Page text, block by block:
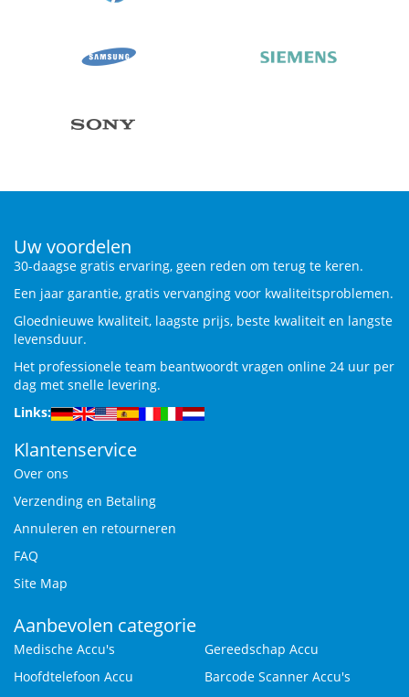
Uw voordelen
30-daagse gratis ervaring, geen reden om terug te keren.
Een jaar garantie, gratis vervanging voor kwaliteitsproblemen.
Gloednieuwe kwaliteit, laagste prijs, beste kwaliteit en langste
levensduur.
Het professionele team beantwoordt vragen online 24 uur per
dag met snelle levering.
Links:
Klantenservice
Over ons
Verzending en Betaling
Annuleren en retourneren
FAQ
Site Map
Aanbevolen categorie
Medische Accu's
Gereedschap Accu
Hoofdtelefoon Accu
Barcode Scanner Accu's